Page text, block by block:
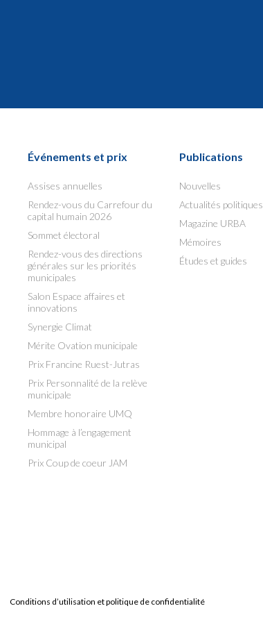
Événements et prix
Assises annuelles
Rendez-vous du Carrefour du
capital humain 2026
Sommet électoral
Rendez-vous des directions
générales sur les priorités
municipales
Salon Espace affaires et
innovations
Synergie Climat
Mérite Ovation municipale
Prix Francine Ruest-Jutras
Prix Personnalité de la relève
municipale
Membre honoraire UMQ
Hommage à l’engagement
municipal
Prix Coup de coeur JAM
Publications
Nouvelles
Actualités politiques
Magazine URBA
Mémoires
Études et guides
Conditions d’utilisation et politique de confidentialité